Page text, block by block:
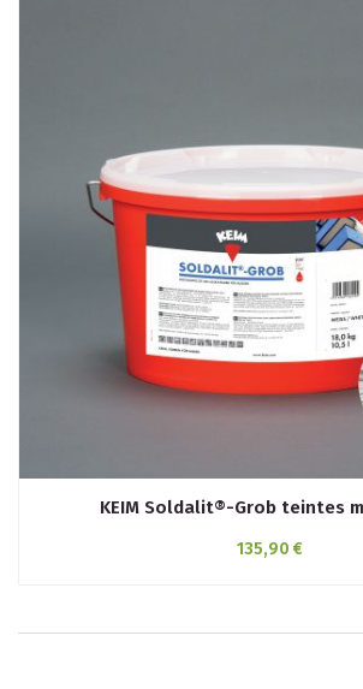
KEIM Soldalit®-Grob teintes
135,90 €